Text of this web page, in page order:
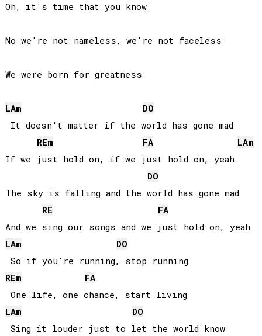
Oh, it's time that you know
No we're not nameless, we're not faceless
We were born for greatness
LAm
DO
It doesn't matter if the world has gone mad
REm FA LAm
If we just hold on, if we just hold on, yeah
DO
The sky is falling and the world has gone mad
RE
FA
LAm
DO
REm
FA
LAm
DO
Sing it louder just to let the world know